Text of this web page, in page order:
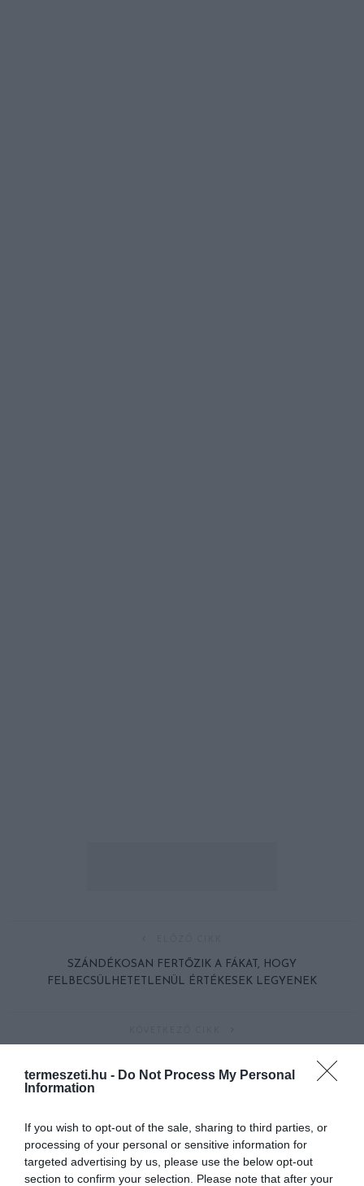
termeszeti.hu - Do Not Process My Personal
Information
If you wish to opt-out of the sale, sharing to third parties, or
processing of your personal or sensitive information for
targeted advertising by us, please use the below opt-out
section to confirm your selection. Please note that after your
SZÁNDÉKOSAN FERTŐZIK A FÁKAT, HOGY
FELBECSÜLHETETLENÜL ÉRTÉKESEK LEGYENEK
HASONLÓ ÉRDEKESSÉGEK